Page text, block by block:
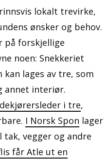
lokalt trevirke,
ønsker og behov.
på forskjellige
noen: Snekkeriet
lages av tre, som
annet interiør.
i tre,
I Norsk Spon lager
vegger og andre
får Atle ut en